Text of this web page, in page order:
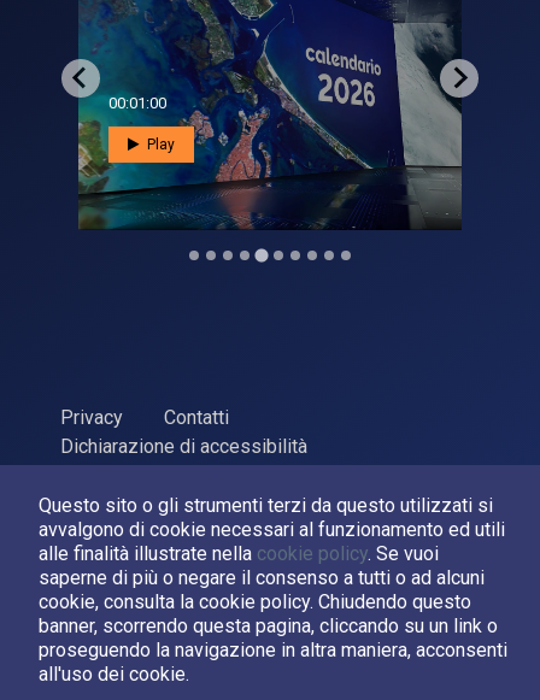
Questo sito o gli strumenti terzi da questo utilizzati si
avvalgono di cookie necessari al funzionamento ed utili
alle finalità illustrate nella cookie policy. Se vuoi
saperne di più o negare il consenso a tutti o ad alcuni
cookie, consulta la cookie policy. Chiudendo questo
banner, scorrendo questa pagina, cliccando su un link o
proseguendo la navigazione in altra maniera, acconsenti
all'uso dei cookie.
00:01:00
Play
Privacy
Contatti
Dichiarazione di accessibilità
ASI Agenzia Spaziale Italiana, 2026. P.Iva 03638121008
Sviluppato daLPM
Seguici su:
Asi su Facebook
Asi su XCanale Asi su YouTube